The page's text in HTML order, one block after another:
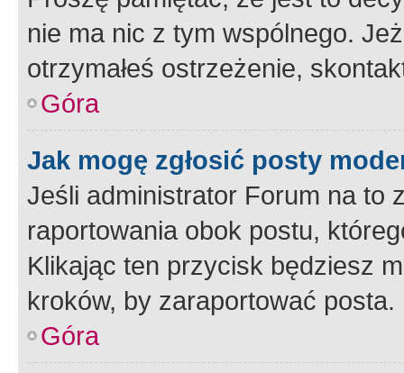
nie ma nic z tym wspólnego.
otrzymałeś ostrzeżenie,
Góra
Jak mogę zgłosić posty
Jeśli administrator Forum na to
raportowania obok postu,
Klikając ten przycisk będziesz
kroków, by zaraportować posta.
Góra